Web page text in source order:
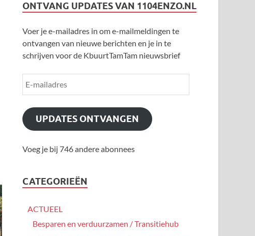
ONTVANG UPDATES VAN 1104ENZO.NL
Voer je e-mailadres in om e-mailmeldingen te
ontvangen van nieuwe berichten en je in te
schrijven voor de KbuurtTamTam nieuwsbrief
UPDATES ONTVANGEN
Voeg je bij 746 andere abonnees
CATEGORIEËN
ACTUEEL
Besparen en verduurzamen / Transitiehub